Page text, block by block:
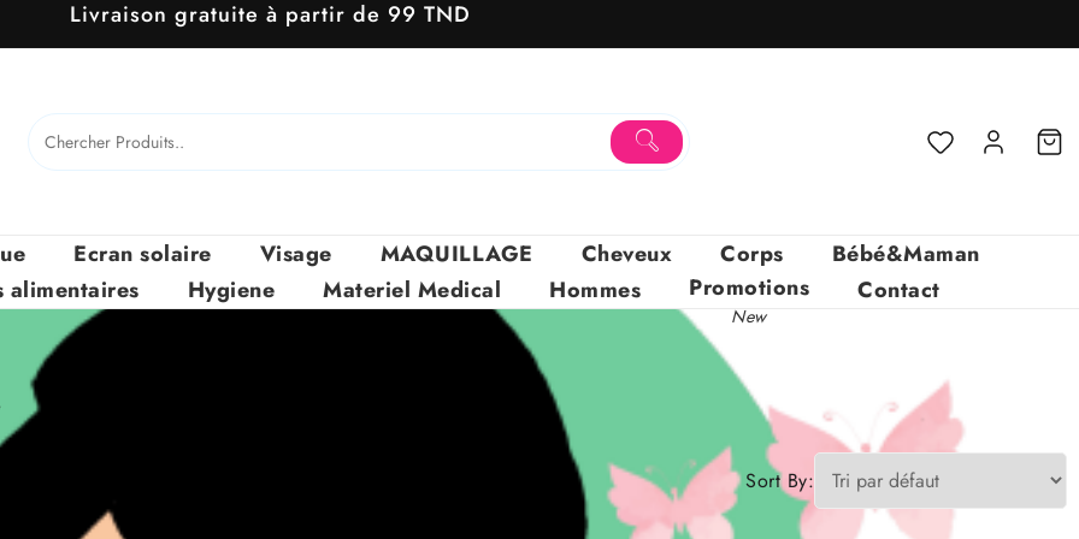
Livraison gratuite à partir de 99 TND
Ecran solaire Visage MAQUILLAGE Cheveux Corps
Bébé&Maman
alimentaires
Hygiene Materiel Medical Hommes Promotions
New
Contact
Sort By: